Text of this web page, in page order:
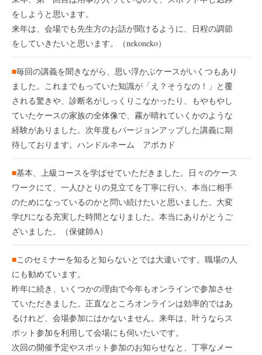
をしようと思います。
来年は、会場でも先生方のお話が聞けるように、日程の調節
をしていきたいと思います。（nekoneko）
■毎回の講義を聞きながら、思い浮かぶケースがいくつもあり
ました。これまでもっていた知識が「え？そうなの！」と覆
される驚きや、診断名がしっくりこなかったり、もやもやし
ていたケースの家族の全体像で、霧が晴れていくかのような
経験がありました。次年度もバージョンアップした講義に期
待しております。ハンドルネーム アボカド
■基本、上級コースを学ばせていただきました。日々のケース
ワークにて、一人ひとりの見立てを丁寧に行い、本当に相手
のためになっているのかと問い続けたいと思いました。大変
学びになる充実した時間となりました。本当にありがとうご
ざいました。（保健師A）
■このセミナーを知ると知らないとでは大違いです。職場の人
にも勧めています。
昨年に続き、いくつかの理由で今年もオンラインで参加させ
ていただきました。正直なところオンラインは効率的ではあ
るけれど、会場参加にはかないません。来年は、叶うならス
ポット参加を利用して会場にも伺いたいです。
次回の開催予定やスポット参加のお知らせなと、丁寧なメー